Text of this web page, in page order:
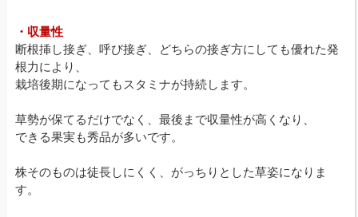
・収量性
断根挿し接ぎ、呼び接ぎ、どちらの接ぎ方にしても優れた発
根力により、
栽培後期になってもスタミナが持続します。
草勢が保てるだけでなく、最後まで収量性が高くなり、
できる果実も秀品が多いです。
株そのものは徒長しにくく、がっちりとした草姿になりま
す。